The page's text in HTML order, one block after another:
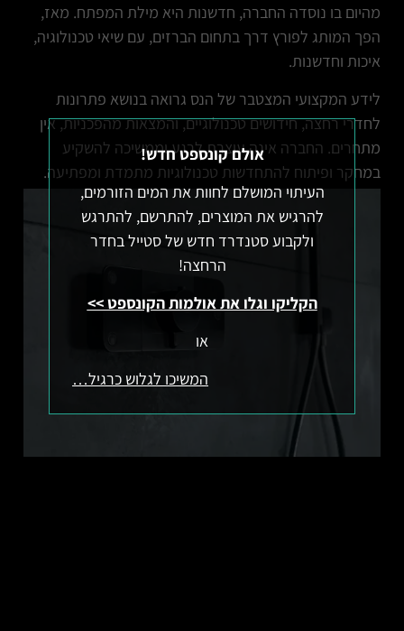
מהיום בו נוסדה החברה, חדשנות היא מילת המפתח. מאז,
הפך המותג לפורץ דרך בתחום הברזים, עם שיאי טכנולוגיה,
איכות וחדשנות.
לידע המקצועי המצטבר של הנס גרואה בנושא פתרונות
לחדרי רחצה, חידושים טכנולוגיים, והמצאות מהפכניות, אין
מתחרים. החברה אינה עוצרת לרגע וממשיכה להשקיע
במחקר ופיתוח להתחדשות טכנולוגיות מתמדת ומפתיעה.
אולם קונספט חדש!
העיתוי המושלם לחוות את המים הזורמים,
להרגיש את המוצרים, להתרשם, להתרגש
ולקבוע סטנדרד חדש של סטייל בחדר
הרחצה!
הקליקו וגלו את אולמות הקונספט >>
או
המשיכו לגלוש כרגיל…
×